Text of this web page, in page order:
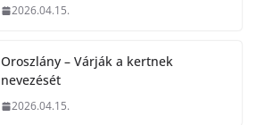
2026.04.15.
Oroszlány – Várják a kertnek
nevezését
2026.04.15.